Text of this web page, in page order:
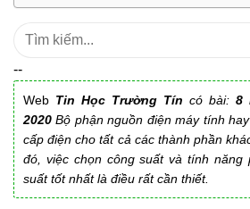
Tìm
--
Web Tin Học Trường Tín có bài: 8
2020 Bộ phận nguồn điện máy tính
cấp điện cho tất cả các thành phần
đó, việc chọn công suất và tính năng
suất tốt nhất là điều rất cần thiết.